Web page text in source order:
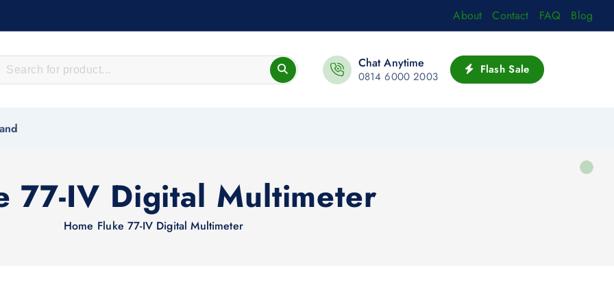
About Contact FAQ Blog
Chat Anytime
0814 6000 2003 Flash Sale
77-IV Digital Multimeter
Home Fluke 77-IV Digital Multimeter